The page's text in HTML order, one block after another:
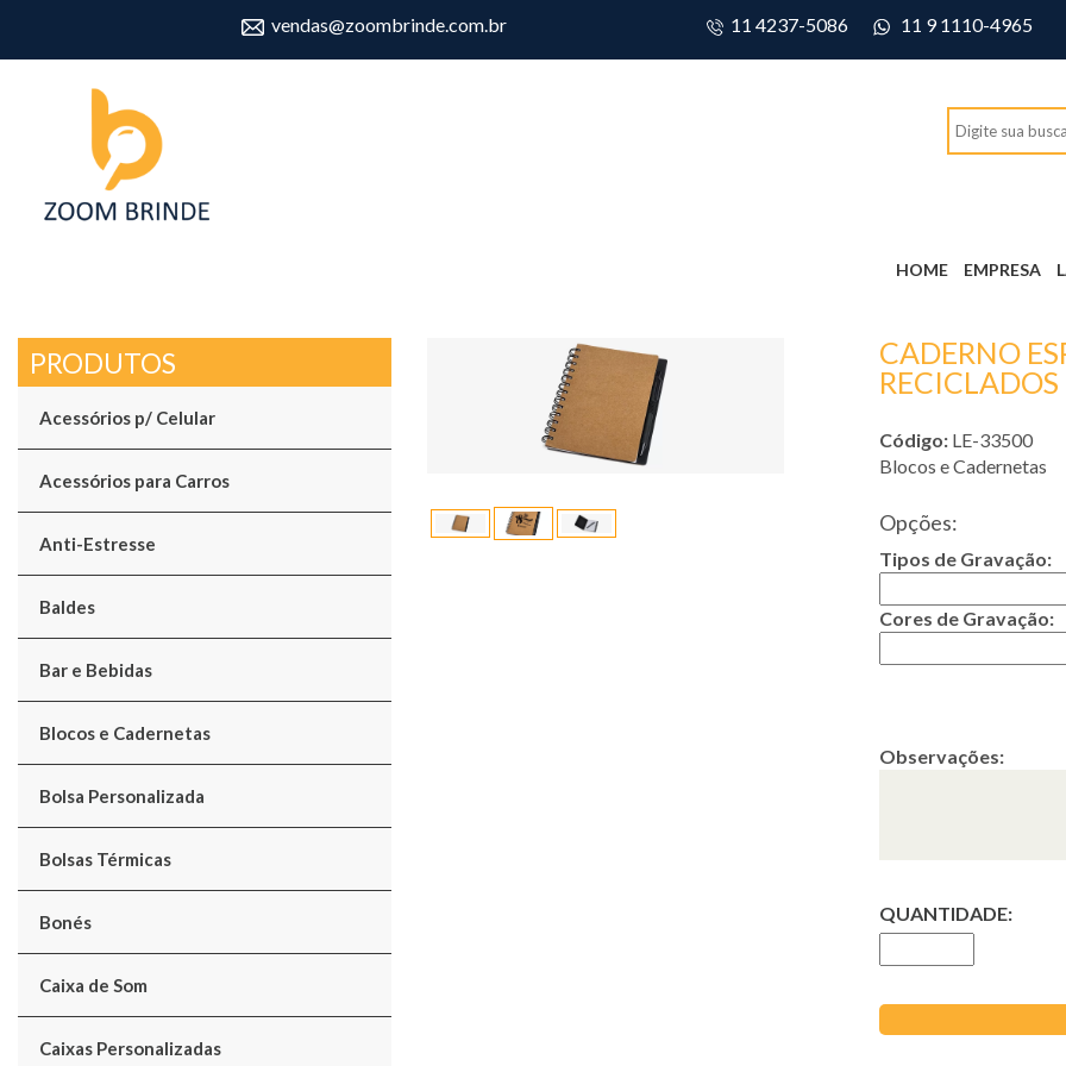
vendas@zoombrinde.com.br 11 4237-5086 11 9 1110-4965
HOME EMPRESA
Acessórios p/ Celular
Acessórios para Carros
Anti-Estresse
Baldes
Bar e Bebidas
Blocos e Cadernetas
Bolsa Personalizada
Bolsas Térmicas
Bonés
Caixa de Som
Caixas Personalizadas
CADERNO
RECICLADOS
Código: LE-33500
Blocos e Cadernetas
Opções:
Tipos de Gravação:
Cores de Gravação:
Observações:
QUANTIDADE: